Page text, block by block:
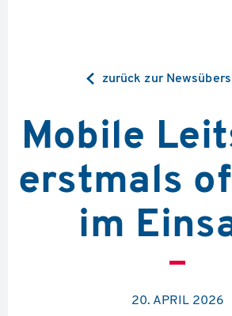
zurück zur
Mobile
erstmals
im
20. APRIL 2026